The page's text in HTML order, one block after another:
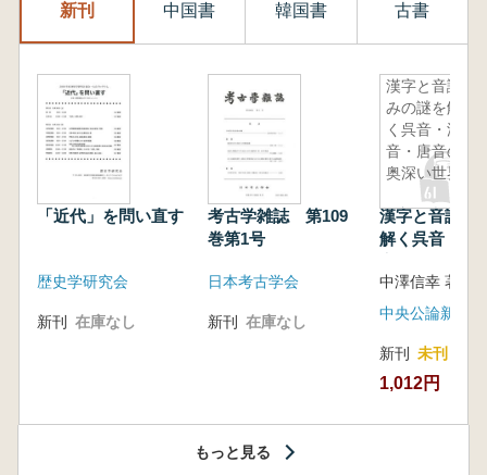
新刊 中国書 韓国書 古書
「近代」を問い直す
歴史学研究会
新刊 在庫なし
考古学雑誌 第109
巻第1号
日本考古学会
新刊 在庫なし
漢字と音読
みの謎を解
く呉音・漢
音・唐音の
奥深い世界
漢字と音読み
解く呉音・漢
中澤信幸 著
中央公論新社
新刊 未刊
1,012円
もっと見る